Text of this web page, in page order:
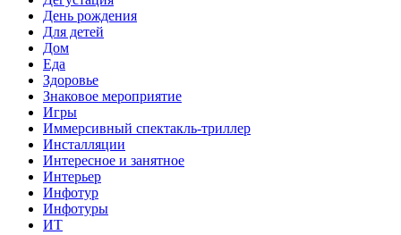
День рождения
Для детей
Дом
Еда
Здоровье
Знаковое мероприятие
Игры
Иммерсивный спектакль-триллер
Инсталляции
Интересное и занятное
Интерьер
Инфотур
Инфотуры
ИТ